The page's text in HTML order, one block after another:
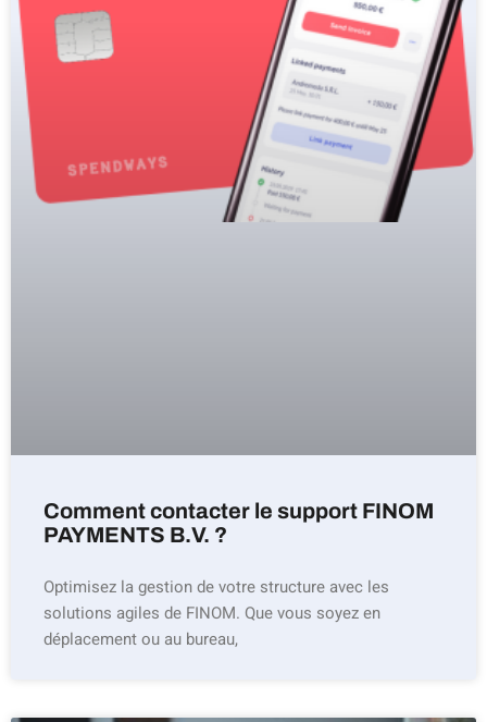
Comment contacter le support FINOM
PAYMENTS B.V. ?
Optimisez la gestion de votre structure avec les
solutions agiles de FINOM. Que vous soyez en
déplacement ou au bureau,